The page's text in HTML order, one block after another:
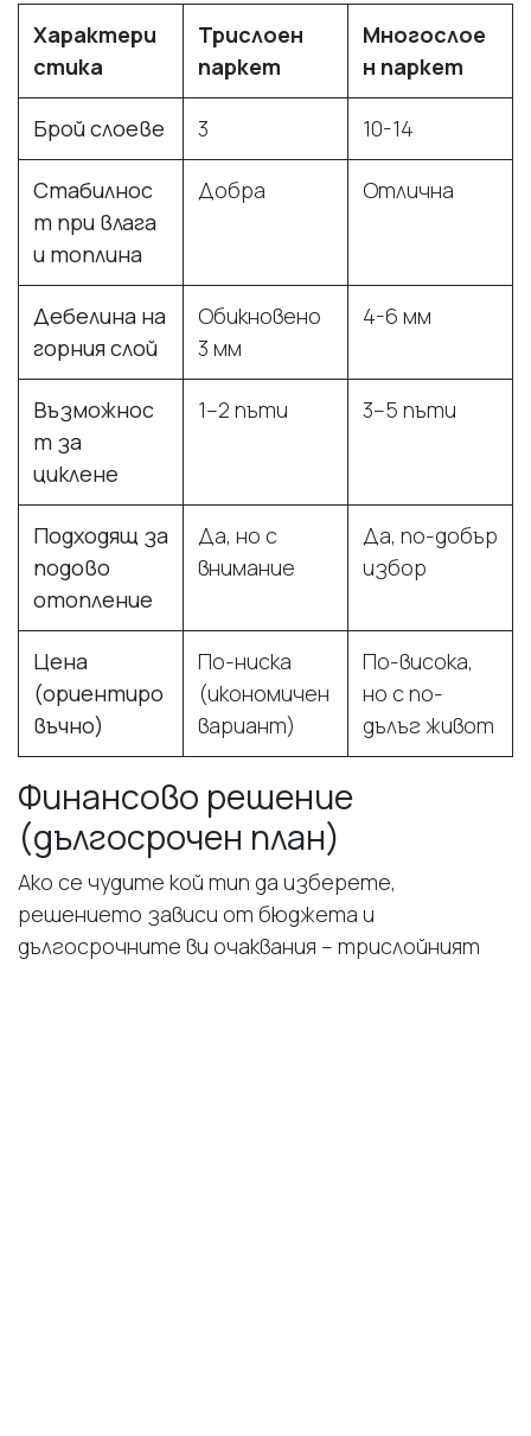
Характери
стика
Трислоен
паркет
Многослое
н паркет
Брой слоеве 3 10-14
Стабилнос
т при влага
и топлина
Добра Отлична
Дебелина на
горния слой
Обикновено
3 мм
4-6 мм
Възможнос
т за
циклене
1–2 пъти 3–5 пъти
Подходящ за
подово
отопление
Да, но с
внимание
Да, по-добър
избор
Цена
(ориентиро
въчно)
По-ниска
(икономичен
вариант)
По-висока,
но с по-
дълъг живот
Финансово решение
(дългосрочен план)
Ако се чудите кой тип да изберете,
решението зависи от бюджета и
дългосрочните ви очаквания – трислойният